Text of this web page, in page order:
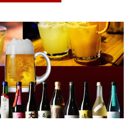
ニューもバラエティー豊か